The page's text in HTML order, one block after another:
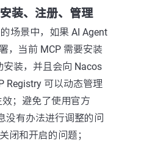
装、注册、管理
场景中，如果 AI Agent
，当前 MCP 需要安装
安装，并且会向 Nacos
Registry 可以动态管理
；避免了使用官方
没有办法进行调整的问
闭和开启的问题；